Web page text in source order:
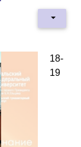
18-
19